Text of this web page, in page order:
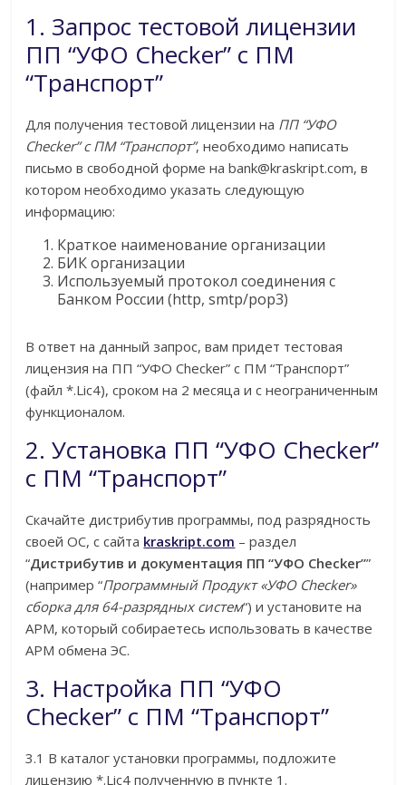
1. Запрос тестовой лицензии
ПП “УФО Checker” c ПМ
“Транспорт”
Для получения тестовой лицензии на ПП “УФО
Checker” c ПМ “Транспорт”, необходимо написать
письмо в свободной форме на bank@kraskript.com, в
котором необходимо указать следующую
информацию:
Краткое наименование организации
БИК организации
Используемый протокол соединения с
Банком России (http, smtp/pop3)
В ответ на данный запрос, вам придет тестовая
лицензия на ПП “УФО Checker” c ПМ “Транспорт”
(файл *.Lic4), сроком на 2 месяца и с неограниченным
функционалом.
2. Установка ПП “УФО Checker”
c ПМ “Транспорт”
Скачайте дистрибутив программы, под разрядность
своей ОС, с сайта kraskript.com – раздел
“Дистрибутив и документация ПП “УФО Checker””
(например “Программный Продукт «УФО Checker»
сборка для 64-разрядных систем“) и установите на
АРМ, который собираетесь использовать в качестве
АРМ обмена ЭС.
3. Настройка ПП “УФО
Checker” c ПМ “Транспорт”
3.1 В каталог установки программы, подложите
лицензию *.Lic4 полученную в пункте 1.